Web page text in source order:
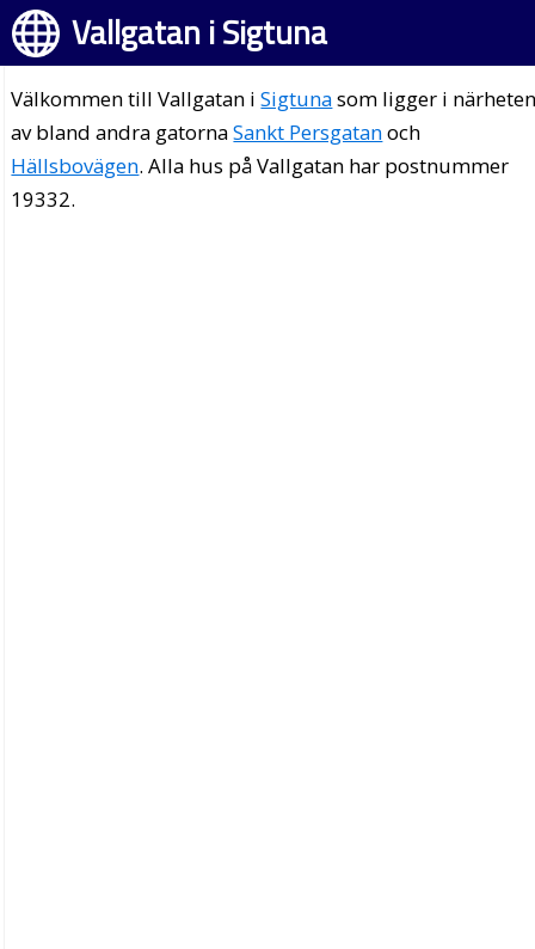
Vallgatan i Sigtuna
Välkommen till Vallgatan iSigtunasom ligger i
av bland andra gatornaSankt Persgatanoch
Hällsbovägen. Alla hus på Vallgatan har postnummer
19332.